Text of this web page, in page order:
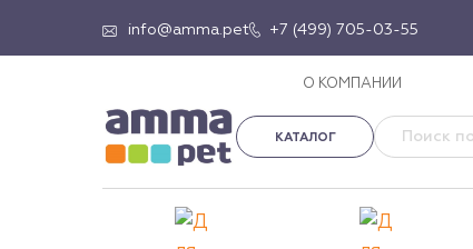
info@amma.pet +7 (499) 705-03-55
О КОМПАНИИ
КАТАЛОГ